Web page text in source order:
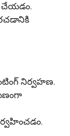
చేయడం.
నిర్వహణ.